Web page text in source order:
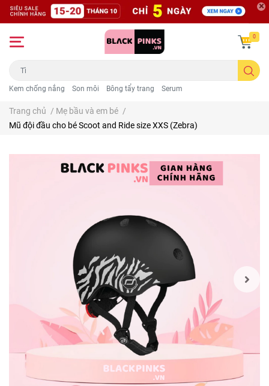
Kem chống nắng Son môi Bông tẩy trang Serum
0
Trang chủ / Mẹ bầu và em bé /
Mũ đội đầu cho bé Scoot and Ride size XXS (Zebra)